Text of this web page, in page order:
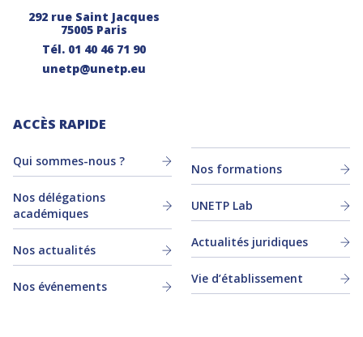
292 rue Saint Jacques
75005 Paris
Tél. 01 40 46 71 90
unetp@unetp.eu
ACCÈS RAPIDE
Qui sommes-nous ?
Nos délégations
académiques
Nos actualités
Nos événements
Nos formations
UNETP Lab
Actualités juridiques
Vie d’établissement